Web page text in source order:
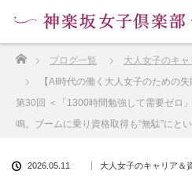
ブログ一覧
大人女子のキ
【AI時代の働く大人女子のための
第30回 ＜「1300時間勉強して需要ゼロ
鳴。ブームに乗り資格取得も“無駄”にと
2026.05.11 大人女子のキャリア＆